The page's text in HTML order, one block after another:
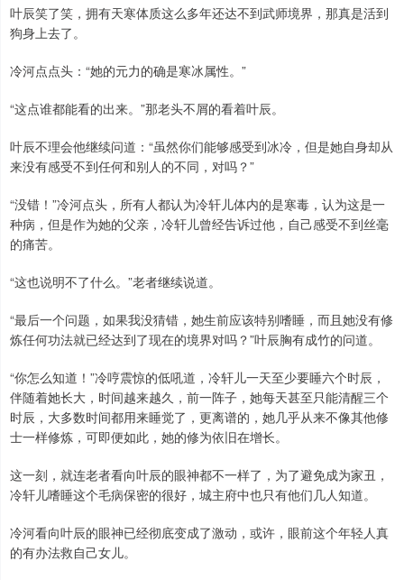
叶辰笑了笑，拥有天寒体质这么多年还达不到武师境界，那真是活到
狗身上去了。
冷河点点头：“她的元力的确是寒冰属性。”
“这点谁都能看的出来。”那老头不屑的看着叶辰。
叶辰不理会他继续问道：“虽然你们能够感受到冰冷，但是她自身却从
来没有感受不到任何和别人的不同，对吗？”
“没错！”冷河点头，所有人都认为冷轩儿体内的是寒毒，认为这是一
种病，但是作为她的父亲，冷轩儿曾经告诉过他，自己感受不到丝毫
的痛苦。
“这也说明不了什么。”老者继续说道。
“最后一个问题，如果我没猜错，她生前应该特别嗜睡，而且她没有修
炼任何功法就已经达到了现在的境界对吗？”叶辰胸有成竹的问道。
“你怎么知道！”冷哼震惊的低吼道，冷轩儿一天至少要睡六个时辰，
伴随着她长大，时间越来越久，前一阵子，她每天甚至只能清醒三个
时辰，大多数时间都用来睡觉了，更离谱的，她几乎从来不像其他修
士一样修炼，可即便如此，她的修为依旧在增长。
这一刻，就连老者看向叶辰的眼神都不一样了，为了避免成为家丑，
冷轩儿嗜睡这个毛病保密的很好，城主府中也只有他们几人知道。
冷河看向叶辰的眼神已经彻底变成了激动，或许，眼前这个年轻人真
的有办法救自己女儿。